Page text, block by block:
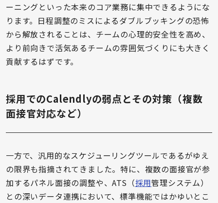
ーニングといった本来のコア業務に集中できるようにな
ります。日程調整のミスによるダブルブッキングの恐怖
から解放されることは、チームの心理的安全性を高め、
より前向きで活気あるチームの雰囲気づくりにも大きく
貢献するはずです。
採用でのCalendlyの弱点とその対策（複数
面接官対応など）
一方で、汎用的なスケジューリングツールであるがゆえ
の限界も指摘されてきました。特に、複数の面接官が参
加するパネル面接の調整や、ATS（採用管理システム）
との深いデータ連携において、標準機能ではかゆいとこ